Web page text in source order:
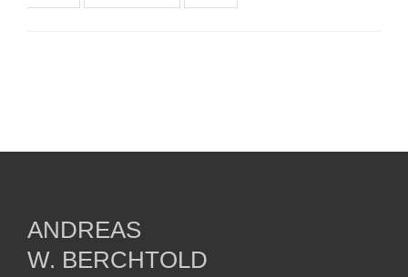
ANDREAS
W. BERCHTOLD